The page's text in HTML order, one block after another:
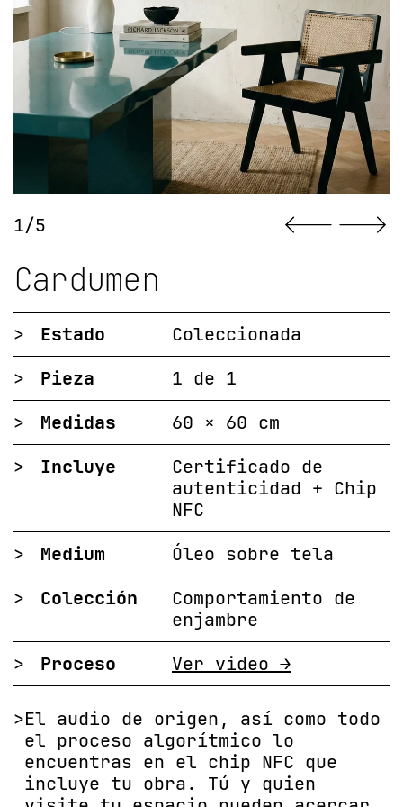
1/5
Cardumen
> Estado
Coleccionada
>
Pieza
1 de 1
>
Medidas
60 × 60 cm
>
Incluye
Certificado de
autenticidad + Chip
NFC
>
Medium
Óleo sobre tela
>
Colección
Comportamiento de
enjambre
>
Proceso Ver video →
>El audio de origen, así como todo
el proceso algorítmico lo
encuentras en el chip NFC que
incluye tu obra. Tú y quien